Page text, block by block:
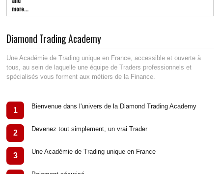
more...
Diamond Trading Academy
Une Académie de Trading unique en France, accessible et ouverte à
tous, au sein de laquelle une équipe de Traders professionnels et
spécialisés vous forment aux métiers de la Finance.
1 Bienvenue dans l'univers de la Diamond Trading Academy
2 Devenez tout simplement, un vrai Trader
3 Une Académie de Trading unique en France